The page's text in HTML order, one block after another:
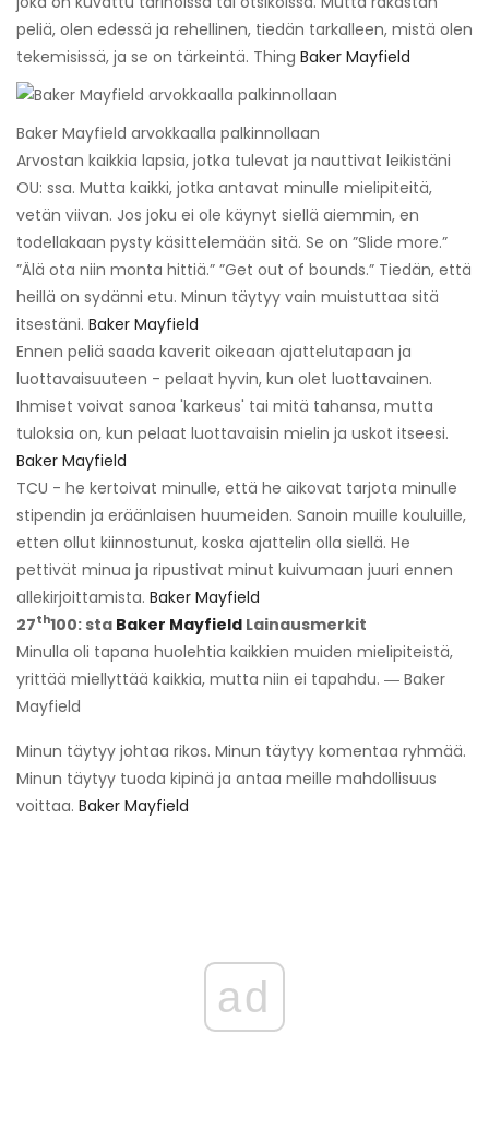
peliä, olen edessä ja rehellinen, tiedän tarkalleen, mistä olen
tekemisissä, ja se on tärkeintä. Thing Baker Mayfield
Baker Mayfield arvokkaalla palkinnollaan
Arvostan kaikkia lapsia, jotka tulevat ja nauttivat leikistäni
OU: ssa. Mutta kaikki, jotka antavat minulle mielipiteitä,
vetän viivan. Jos joku ei ole käynyt siellä aiemmin, en
todellakaan pysty käsittelemään sitä. Se on ”Slide more.”
”Älä ota niin monta hittiä.” ”Get out of bounds.” Tiedän, että
heillä on sydänni etu. Minun täytyy vain muistuttaa sitä
itsestäni. Baker Mayfield
Ennen peliä saada kaverit oikeaan ajattelutapaan ja
luottavaisuuteen - pelaat hyvin, kun olet luottavainen.
Ihmiset voivat sanoa 'karkeus' tai mitä tahansa, mutta
tuloksia on, kun pelaat luottavaisin mielin ja uskot itseesi.
Baker Mayfield
TCU - he kertoivat minulle, että he aikovat tarjota minulle
stipendin ja eräänlaisen huumeiden. Sanoin muille kouluille,
etten ollut kiinnostunut, koska ajattelin olla siellä. He
pettivät minua ja ripustivat minut kuivumaan juuri ennen
allekirjoittamista. Baker Mayfield
27th100: sta Baker Mayfield Lainausmerkit
Minulla oli tapana huolehtia kaikkien muiden mielipiteistä,
yrittää miellyttää kaikkia, mutta niin ei tapahdu. ― Baker
Mayfield
Minun täytyy johtaa rikos. Minun täytyy komentaa ryhmää.
Minun täytyy tuoda kipinä ja antaa meille mahdollisuus
voittaa. Baker Mayfield
ad